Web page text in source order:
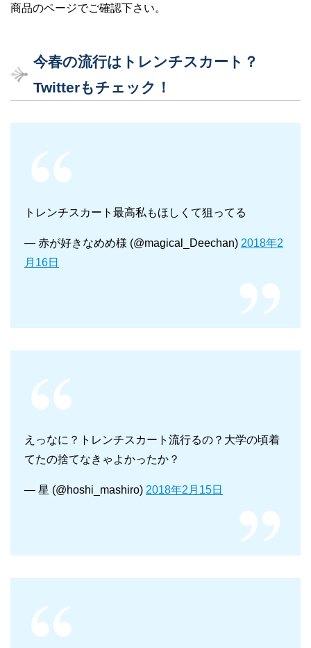
商品のページでご確認下さい。
今春の流行はトレンチスカート？
Twitterもチェック！
トレンチスカート最高私もほしくて狙ってる
— 赤が好きなめめ様 (@magical_Deechan) 2018年2
月16日
えっなに？トレンチスカート流行るの？大学の頃着
てたの捨てなきゃよかったか？
— 星 (@hoshi_mashiro) 2018年2月15日